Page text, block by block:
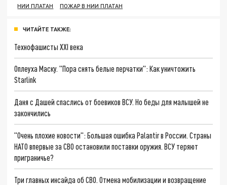
НИИ ПЛАТАН
ПОЖАР В НИИ ПЛАТАН
ЧИТАЙТЕ ТАКЖЕ:
Технофашисты XXI века
Оплеуха Маску. "Пора снять белые перчатки": Как уничтожить
Starlink
Даня с Дашей спаслись от боевиков ВСУ. Но беды для малышей не
закончились
"Очень плохие новости": Большая ошибка Palantir в России. Страны
НАТО впервые за СВО остановили поставки оружия. ВСУ теряют
приграничье?
Три главных инсайда об СВО. Отмена мобилизации и возвращение